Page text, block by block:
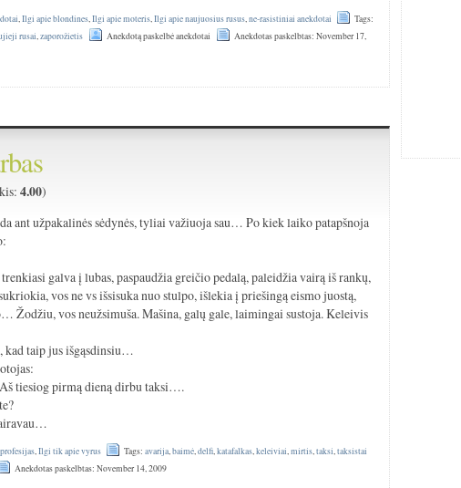
,Ilgi apie blondines ,Ilgi apie moteris ,Ilgi apie naujuosius rusus ,ne-rasistiniai anekdotai
Tags:
rusai ,zaporožietis Anekdotą paskelbė anekdotai
Anekdotas paskelbtas: November 17,
4.00)
ant užpakalinės sėdynės, tyliai važiuoja sau… Po kiek laiko patapšnoja
galva į lubas, paspaudžia greičio pedalą, paleidžia vairą iš rankų,
vos ne vs išsisuka nuo stulpo, išlekia į priešingą eismo juostą,
Žodžiu, vos neužsimuša. Mašina, galų gale, laimingai sustoja. Keleivis
taip jus išgąsdinsiu…
tiesiog pirmą dieną dirbu taksi….
,Ilgi tik apie vyrus Tags:avarija,baimė,delfi,katafalkas,keleiviai,mirtis,taksi,taksistai
Anekdotas paskelbtas: November 14, 2009